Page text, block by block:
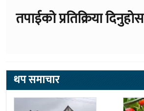
तपाईको प्रतिक्रिया दिनुहोस
थप समाचार